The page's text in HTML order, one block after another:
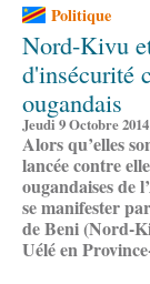
Politique
Nord-Kivu
d'insécurité
ougandais
Jeudi 9 Octobre
Alors qu’elles
lancée contre
ougandaises de
se manifester
de Beni (Nord-
Uélé en